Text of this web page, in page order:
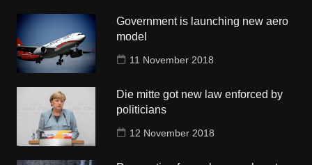
Government is launching new aero
model
11 November 2018
Die mitte got new law enforced by
politicians
12 November 2018